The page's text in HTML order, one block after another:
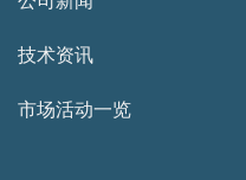
技术资讯
市场活动一览